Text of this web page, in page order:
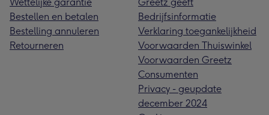
Bestellen en betalen
Bestelling annuleren
Retourneren
Bedrijfsinformatie
Verklaring toegankelijkheid
Voorwaarden Thuiswinkel
Voorwaarden Greetz
Consumenten
Privacy - geupdate
december 2024